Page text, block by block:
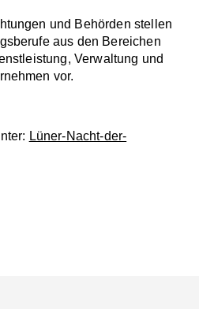
und Behörden stellen
aus den Bereichen
Verwaltung und
vor.
Lüner-Nacht-der-